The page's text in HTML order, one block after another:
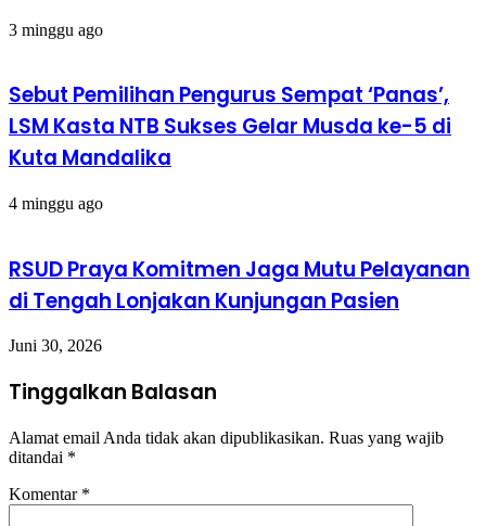
3 minggu ago
Sebut Pemilihan Pengurus Sempat ‘Panas’,
LSM Kasta NTB Sukses Gelar Musda ke-5 di
Kuta Mandalika
4 minggu ago
RSUD Praya Komitmen Jaga Mutu Pelayanan
di Tengah Lonjakan Kunjungan Pasien
Juni 30, 2026
Tinggalkan Balasan
Alamat email Anda tidak akan dipublikasikan. Ruas yang wajib
ditandai *
Komentar *